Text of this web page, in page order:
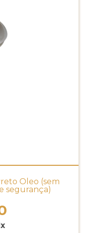
Óleo (sem
segurança)